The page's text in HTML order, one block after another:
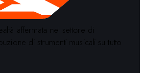
affermata nel settore di
di strumenti musicali su tutto